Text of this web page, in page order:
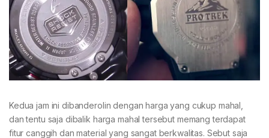
Kedua jam ini dibanderolin dengan harga yang cukup mahal,
dan tentu saja dibalik harga mahal tersebut memang terdapat
fitur canggih dan material yang sangat berkwalitas. Sebut saja